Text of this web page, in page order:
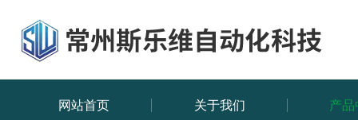
网站首页 关于我们 产品